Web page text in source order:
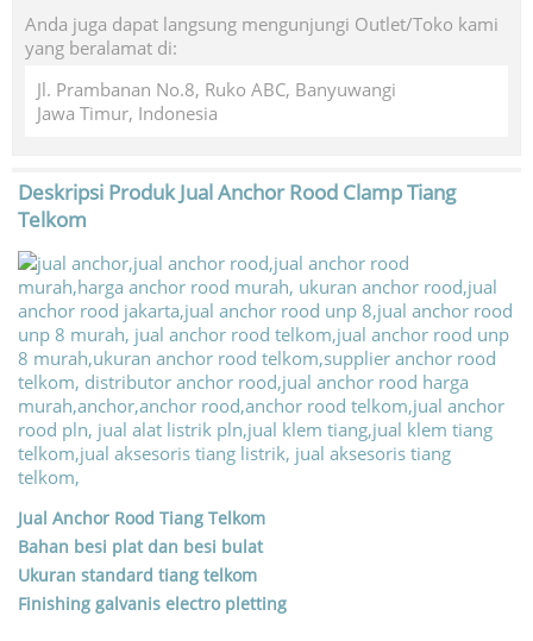
Anda juga dapat langsung mengunjungi Outlet/Toko kami
yang beralamat di:
Jl. Prambanan No.8, Ruko ABC, Banyuwangi
Jawa Timur, Indonesia
Deskripsi ProdukJual Anchor Rood Clamp Tiang
Telkom
Jual Anchor Rood Tiang Telkom
Bahan besi plat dan besi bulat
Ukuran standard tiang telkom
Finishing galvanis electro pletting